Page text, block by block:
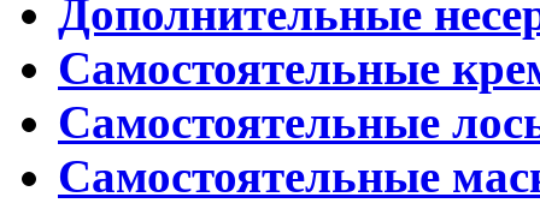
Дополнительные
Самостоятельные
Самостоятельные
Самостоятельные